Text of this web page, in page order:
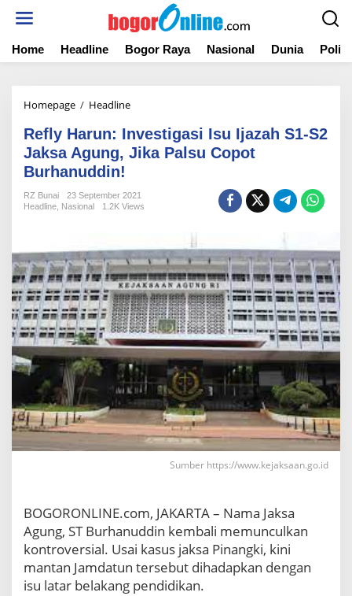
t
Home Headline Bogor Raya Nasional Dunia
Homepage / Headline
f
l
a
r
:
I
n
v
e
s
t
i
g
a
s
I
s
a
a
h
S
1
Refly Harun: Investigasi Isu Ijazah S1-S2
Jaksa Agung, Jika Palsu Copot
Burhanuddin!
RZ Bunai
23 September 2021
Headline Nasional 1.2K Views
Sumber https://www.kejaksaan.go.id
BOGORONLINE.com, JAKARTA – Nama Jaksa
Agung, ST Burhanuddin kembali memunculkan
kontroversial. Usai kasus jaksa Pinangki, kini
mantan Jamdatun tersebut dihadapkan dengan
isu latar belakang pendidikan.